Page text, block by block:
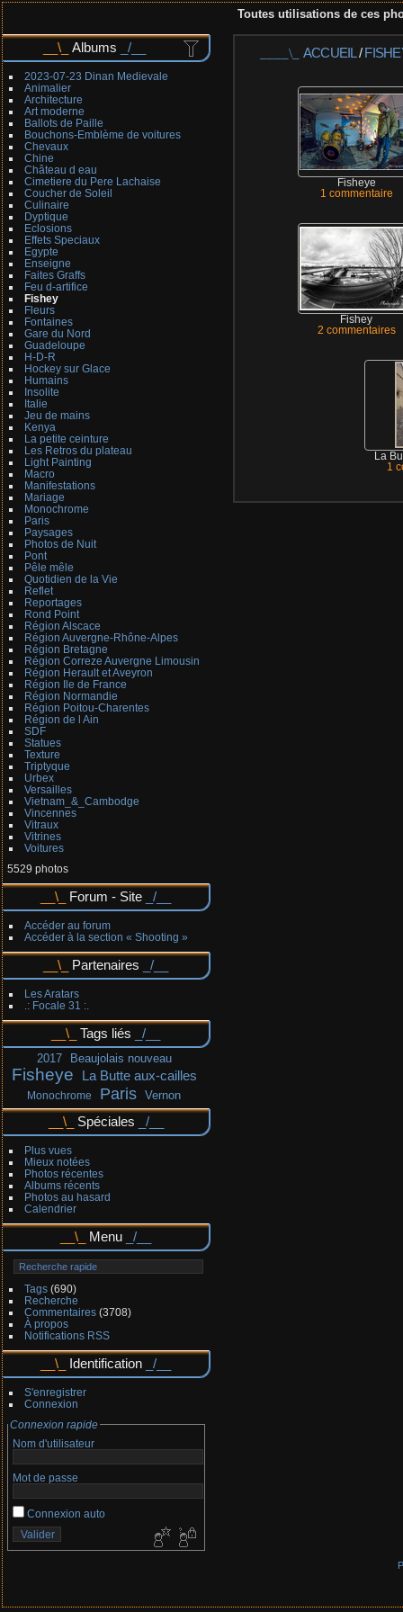
Toutes utilisations de ces
Albums
2023-07-23 Dinan Medievale
Animalier
Architecture
Art moderne
Ballots de Paille
Bouchons-Emblème de voitures
Chevaux
Chine
Château d eau
Cimetiere du Pere Lachaise
Coucher de Soleil
Culinaire
Dyptique
Eclosions
Effets Speciaux
Egypte
Enseigne
Faites Graffs
Feu d-artifice
Fishey
Fleurs
Fontaines
Gare du Nord
Guadeloupe
H-D-R
Hockey sur Glace
Humains
Insolite
Italie
Jeu de mains
Kenya
La petite ceinture
Les Retros du plateau
Light Painting
Macro
Manifestations
Mariage
Monochrome
Paris
Paysages
Photos de Nuit
Pont
Pêle mêle
Quotidien de la Vie
Reflet
Reportages
Rond Point
Région Alscace
Région Auvergne-Rhône-Alpes
Région Bretagne
Région Correze Auvergne Limousin
Région Herault et Aveyron
Région Ile de France
Région Normandie
Région Poitou-Charentes
Région de l Ain
SDF
Statues
Texture
Triptyque
Urbex
Versailles
Vietnam_&_Cambodge
Vincennes
Vitraux
Vitrines
Voitures
5529 photos
Forum - Site
Accéder au forum
Accéder à la section « Shooting »
Partenaires
Les Aratars
.: Focale 31 :.
Tags liés
2017 Beaujolais nouveau
Fisheye La Butte aux-cailles
Monochrome Paris Vernon
Spéciales
Plus vues
Mieux notées
Photos récentes
Albums récents
Photos au hasard
Calendrier
Menu
Tags(690)
Recherche
Commentaires(3708)
À propos
Notifications RSS
Identification
S'enregistrer
Connexion
Connexion rapide
Nom d'utilisateur
Mot de passe
Connexion auto
ACCUEIL/
Fisheye
1 commentaire
Fishey
2 commentaires
La
1